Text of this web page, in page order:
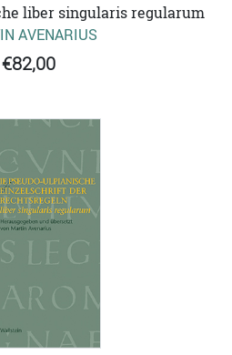
liber singularis regularum
AVENARIUS
€82,00